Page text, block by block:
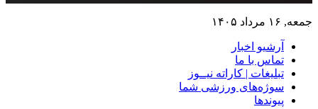
جمعه, ۱۶ مرداد ۱۴۰۵
آرشیو اخبار
تماس‌ با‌ ما
تبلیغات | کاراته نیــوز
سوژه‌های ورزشی شما
پیوندها